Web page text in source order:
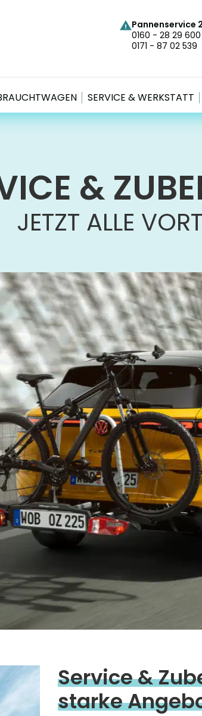
Pannenservice
0160 - 28 29 600
0171 - 87 02 539
SERVICE & WERKSTATT
&
JETZT ALLE
Service &
starke